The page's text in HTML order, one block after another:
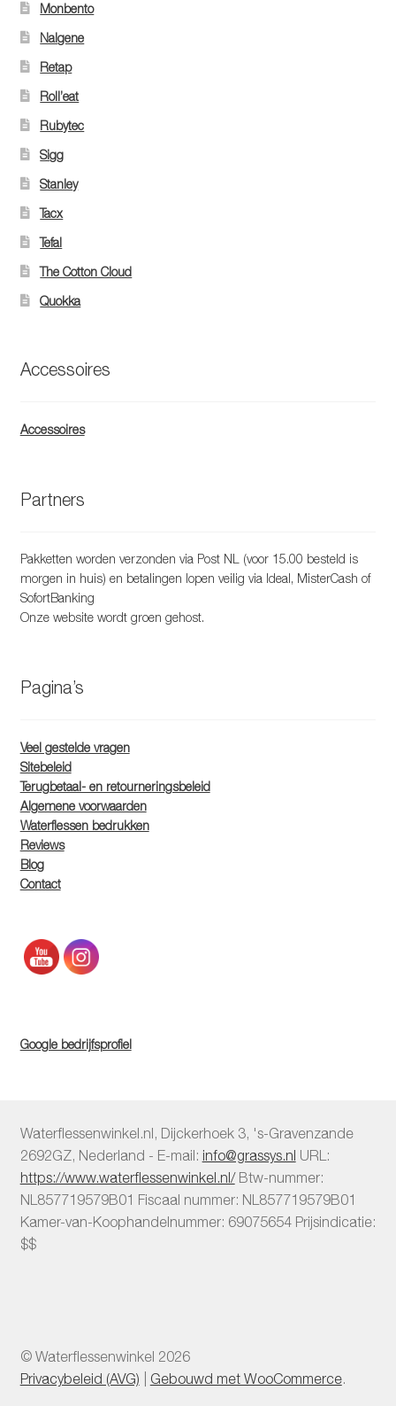
Monbento
Nalgene
Retap
Roll’eat
Rubytec
Sigg
Stanley
Tacx
Tefal
The Cotton Cloud
Quokka
Accessoires
Accessoires
Partners
Pakketten worden verzonden via Post NL (voor 15.00 besteld is
morgen in huis) en betalingen lopen veilig via Ideal, MisterCash of
SofortBanking
Onze website wordt groen gehost.
Pagina’s
Veel gestelde vragen
Sitebeleid
Terugbetaal- en retourneringsbeleid
Algemene voorwaarden
Waterflessen bedrukken
Reviews
Blog
Contact
Google bedrijfsprofiel
Waterflessenwinkel.nl , Dijckerhoek 3, 's-Gravenzande
2692GZ, Nederland - E-mail: info@grassys.nl URL:
https://www.waterflessenwinkel.nl/ Btw-nummer:
NL857719579B01 Fiscaal nummer: NL857719579B01
Kamer-van-Koophandelnummer: 69075654 Prijsindicatie:
$$
© Waterflessenwinkel 2026
Privacybeleid (AVG)
Gebouwd met WooCommerce.